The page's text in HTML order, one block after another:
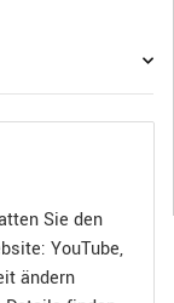
Sie den
YouTube,
ändern